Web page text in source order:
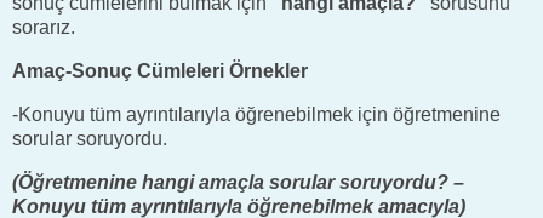
sorarız.
Amaç-Sonuç Cümleleri Örnekler
-Konuyu tüm ayrıntılarıyla öğrenebilmek için öğretmenine
sorular soruyordu.
(Öğretmenine hangi amaçla sorular soruyordu? –
Konuyu tüm ayrıntılarıyla öğrenebilmek amacıyla)